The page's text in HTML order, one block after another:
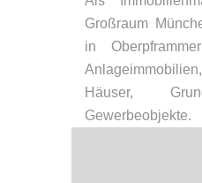
Großraum
in
Häuser,
Gewerbeobjekte.